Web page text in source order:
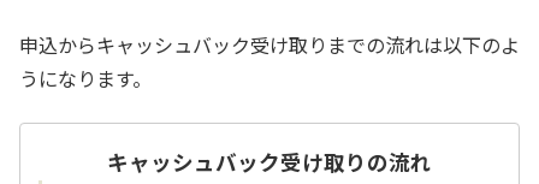
申込からキャッシュバック受け取りまでの流れは以下のよ
うになります。
キャッシュバック受け取りの流れ